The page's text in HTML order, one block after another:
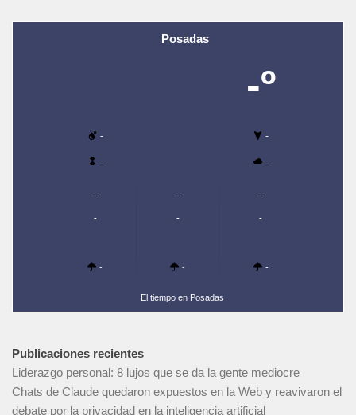
Posadas
-º
- -
- -
-
-
-
-
-
-
-
-
-
El tiempo en Posadas
Publicaciones recientes
Liderazgo personal: 8 lujos que se da la gente mediocre
Chats de Claude quedaron expuestos en la Web y reavivaron el
debate por la privacidad en la inteligencia artificial